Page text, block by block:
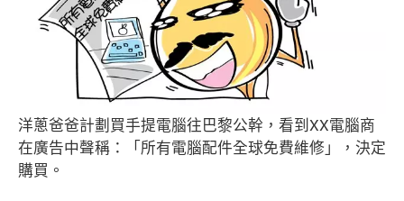
洋蔥爸爸計劃買手提電腦往巴黎公幹，看到XX電腦商
在廣告中聲稱：「所有電腦配件全球免費維修」，決定
購買。